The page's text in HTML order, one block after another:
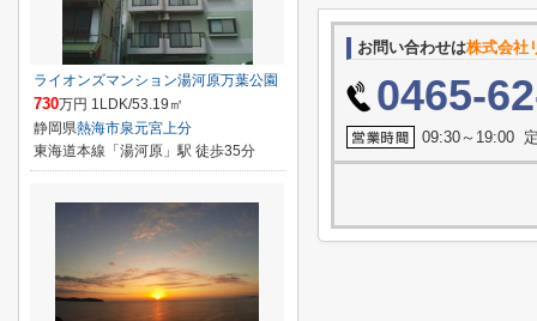
お問い合わせは株式会社
0465-
09:30～19:00
ライオンズマンション湯河原万葉公園
730万円 1LDK/53.19㎡
静岡県熱海市泉元宮上分
東海道本線「湯河原」駅 徒歩35分